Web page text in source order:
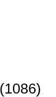
1086)